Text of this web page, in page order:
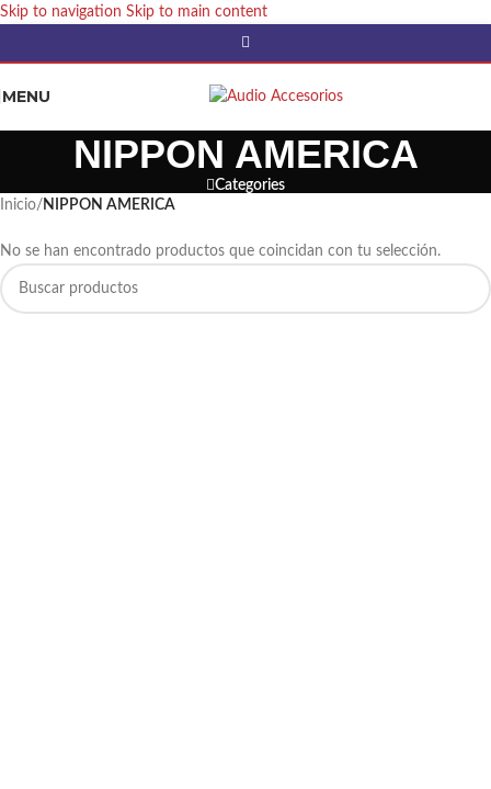
Skip to navigation Skip to main content
MENU
NIPPON AMERICA
Categories
Inicio/ NIPPON AMERICA
No se han encontrado productos que coincidan con tu selección.